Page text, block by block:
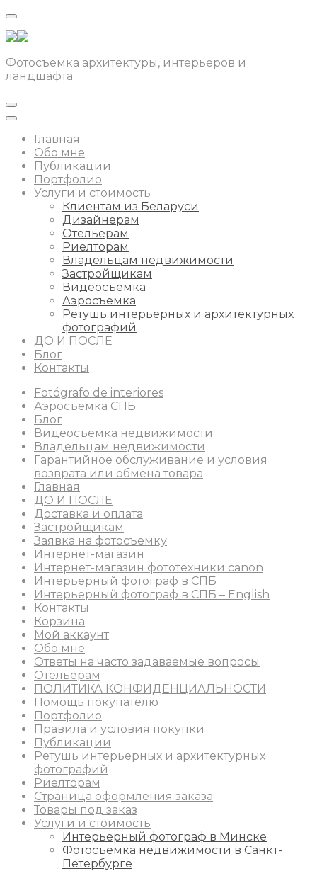
Фотосъемка архитектуры, интерьеров и
ландшафта
Главная
Обо мне
Публикации
Портфолио
Услуги и стоимость
Клиентам из Беларуси
Дизайнерам
Отельерам
Риелторам
Владельцам недвижимости
Застройщикам
Видеосъемка
Аэросъемка
Ретушь интерьерных и архитектурных
фотографий
ДО И ПОСЛЕ
Блог
Контакты
Fotógrafo de interiores
Аэросъемка СПБ
Блог
Видеосъемка недвижимости
Владельцам недвижимости
Гарантийное обслуживание и условия
возврата или обмена товара
Главная
ДО И ПОСЛЕ
Доставка и оплата
Застройщикам
Заявка на фотосъемку
Интернет-магазин
Интернет-магазин фототехники canon
Интерьерный фотограф в СПБ
Интерьерный фотограф в СПБ – English
Контакты
Корзина
Мой аккаунт
Обо мне
Ответы на часто задаваемые вопросы
Отельерам
ПОЛИТИКА КОНФИДЕНЦИАЛЬНОСТИ
Помощь покупателю
Портфолио
Правила и условия покупки
Публикации
Ретушь интерьерных и архитектурных
фотографий
Риелторам
Страница оформления заказа
Товары под заказ
Услуги и стоимость
Интерьерный фотограф в Минске
Фотосъемка недвижимости в Санкт-
Петербурге